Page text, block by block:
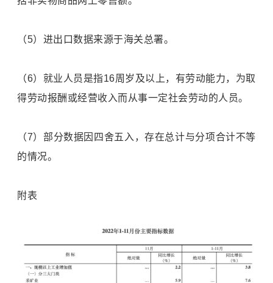
（5）进出口数据来源于海关总署。
（6）就业人员是指16周岁及以上，有劳动能力，为取
得劳动报酬或经营收入而从事一定社会劳动的人员。
（7）部分数据因四舍五入，存在总计与分项合计不等
的情况。
附表